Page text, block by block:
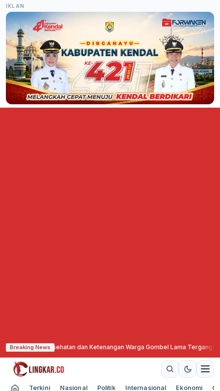
IKLAN
Breaking News
Kesehatan dan Ketenangan Warga Gombel Lama Terganggu ·KBIHU
Terkini Nasional Politik Internasional Ekonomi